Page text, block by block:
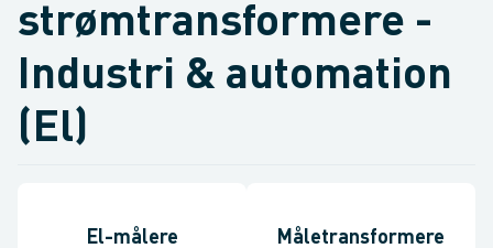
strømtransformere -
Industri & automation
(El)
El-målere Måletransformere